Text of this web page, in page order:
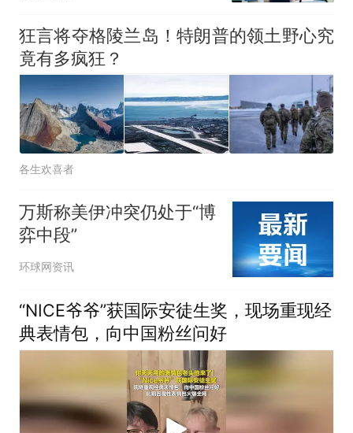
狂言将夺格陵兰岛！特朗普的领土野心究
竟有多疯狂？
各生欢喜者
万斯称美伊冲突仍处于“博
弈中段”
环球网资讯
“NICE爷爷”获国际安徒生奖，现场重现经
典表情包，向中国粉丝问好